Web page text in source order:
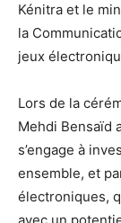
Kénitra et le
la
jeux
Lors de la
Mehdi Bensaïd
s’engage à
ensemble, et
électroniques,